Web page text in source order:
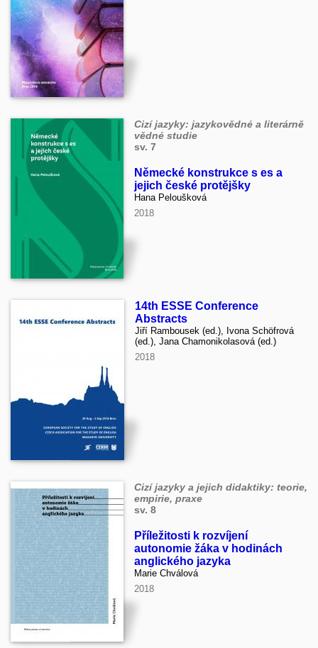
Cizí jazyky: jazykovědné a literárně
vědné studie
sv. 7
Německé konstrukce s es a
jejich české protějšky
Hana Peloušková
2018
14th ESSE Conference
Abstracts
Jiří Rambousek (ed.), Ivona Schöfrová
(ed.), Jana Chamonikolasová (ed.)
2018
Cizí jazyky a jejich didaktiky: teorie,
empirie, praxe
sv. 8
Příležitosti k rozvíjení
autonomie žáka v hodinách
anglického jazyka
Marie Chválová
2018